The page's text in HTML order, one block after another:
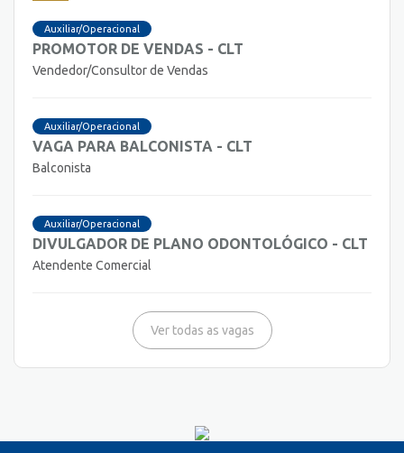
Auxiliar/Operacional
PROMOTOR DE VENDAS - CLT
Vendedor/Consultor de Vendas
Auxiliar/Operacional
VAGA PARA BALCONISTA - CLT
Balconista
Auxiliar/Operacional
DIVULGADOR DE PLANO ODONTOLÓGICO - CLT
Atendente Comercial
Ver todas as vagas